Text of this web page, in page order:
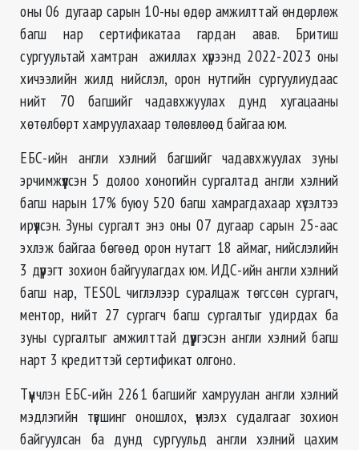
оны 06 дугаар сарын 10-ны өдөр амжилттай өндөрлөж
багш нар сертификатаа гардан авав. Бритиш
сургуультай хамтран ажиллах хүрээнд 2022-2023 оны
хичээлийн жилд нийслэл, орон нутгийн сургуулиудаас
нийт 70 багшийг чадавхжуулах дунд хугацааны
хөтөлбөрт хамруулахаар төлөвлөөд байгаа юм.
ЕБС-ийн англи хэлний багшийг чадавхжуулах зуны
эрчимжүүлсэн 5 долоо хоногийн сургалтад англи хэлний
багш нарын 17% буюу 520 багш хамрагдахаар хүсэлтээ
ирүүлсэн. Зуны сургалт энэ оны 07 дугаар сарын 25-аас
эхлэж байгаа бөгөөд орон нутагт 18 аймаг, нийслэлийн
3 дүүрэгт зохион байгуулагдах юм. ИДС-ийн англи хэлний
багш нар, TESOL чиглэлээр суралцаж төгссөн сургагч,
ментор, нийт 27 сургагч багш сургалтыг удирдах ба
зуны сургалтыг амжилттай дүүргэсэн англи хэлний багш
нарт 3 кредиттэй сертификат олгоно.
Түүнчлэн ЕБС-ийн 2261 багшийг хамруулан англи хэлний
мэдлэгийн түвшинг оношлох, үнэлэх судалгааг зохион
байгуулсан ба дунд сургуульд англи хэлний цахим